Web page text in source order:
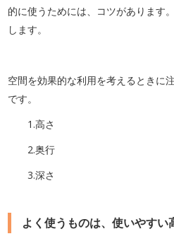
的に使うためには、コツがあります
します。
空間を効果的な利用を考えるときに
です。
1.高さ
2.奥行
3.深さ
よく使うものは、使いやすい